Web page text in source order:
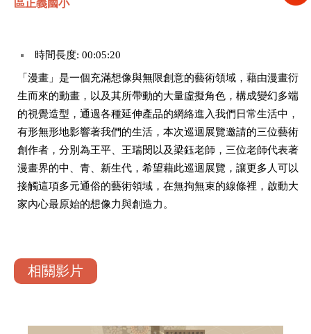
區正義國小
時間長度: 00:05:20
「漫畫」是一個充滿想像與無限創意的藝術領域，藉由漫畫衍
生而來的動畫，以及其所帶動的大量虛擬角色，構成變幻多端
的視覺造型，通過各種延伸產品的網絡進入我們日常生活中，
有形無形地影響著我們的生活，本次巡迴展覽邀請的三位藝術
創作者，分別為王平、王瑞閔以及梁鈺老師，三位老師代表著
漫畫界的中、青、新生代，希望藉此巡迴展覽，讓更多人可以
接觸這項多元通俗的藝術領域，在無拘無束的線條裡，啟動大
家內心最原始的想像力與創造力。
相關影片